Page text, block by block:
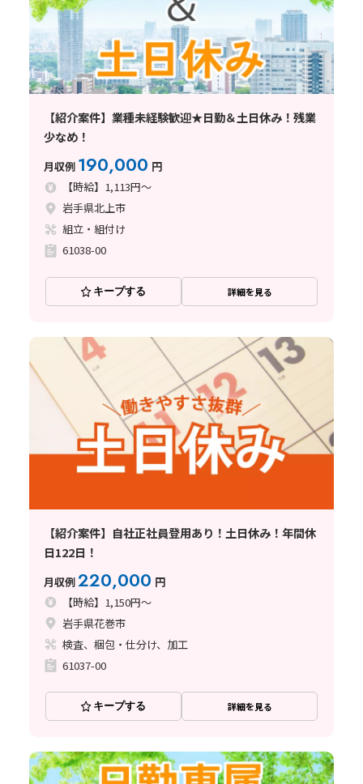
【紹介案件】業種未経験歓迎★日勤＆土日休み！残業
少なめ！
月収例 190,000 円
【時給】1,113円～
岩手県北上市
組立・組付け
61038-00
キープする 詳細を見る
【紹介案件】自社正社員登用あり！土日休み！年間休
日122日！
月収例220,000 円
【時給】1,150円～
岩手県花巻市
検査、梱包・仕分け、加工
61037-00
キープする 詳細を見る